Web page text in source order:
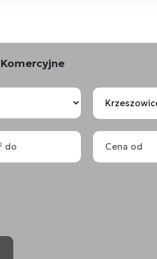
Komercyjne